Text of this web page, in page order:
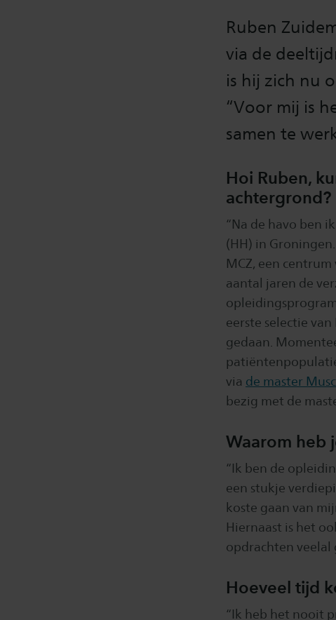
Ruben
via de
is hij zich nu
“Voor mij is
samen te
Hoi Ruben,
achtergrond?
“Na de havo ben
(HH) in
MCZ, een
aantal jaren de
eerste selectie
gedaan.
via de master
bezig met de
Waarom heb
“Ik ben de
een stukje
koste gaan van
Hiernaast is het
opdrachten
Hoeveel tijd
“Ik heb het nooit